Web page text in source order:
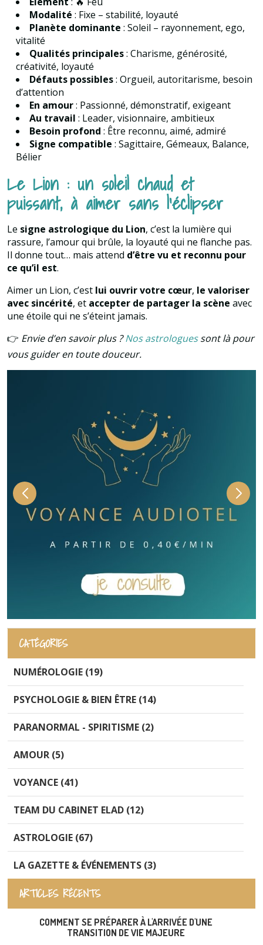
Modalité : Fixe – stabilité, loyauté
Planète dominante : Soleil – rayonnement, ego,
vitalité
Qualités principales: Charisme, générosité,
créativité, loyauté
Défauts possibles: Orgueil, autoritarisme, besoin
d’attention
En amour: Passionné, démonstratif, exigeant
Au travail : Leader, visionnaire, ambitieux
Besoin profond : Être reconnu, aimé, admiré
Signe compatible : Sagittaire, Gémeaux, Balance,
Bélier
Le Lion : un soleil chaud et
puissant, à aimer sans l’éclipser
Le signe astrologique du Lion, c’est la lumière qui
rassure, l’amour qui brûle, la loyauté qui ne flanche pas.
Il donne tout… mais attend d’être vu et reconnu pour
ce qu’il est.
Aimer un Lion, c’est lui ouvrir votre cœur, le valoriser
avec sincérité, et accepter de partager la scène avec
une étoile qui ne s’éteint jamais.
👉 Envie d’en savoir plus ?Nos astrologuessont là pour
vous guider en toute douceur.
CATÉGORIES
NUMÉROLOGIE (19)
PSYCHOLOGIE & BIEN ÊTRE (14)
PARANORMAL - SPIRITISME (2)
AMOUR (5)
VOYANCE (41)
TEAM DU CABINET ELAD (12)
ASTROLOGIE (67)
LA GAZETTE & ÉVÉNEMENTS (3)
ARTICLES RÉCENTS
COMMENT SE PRÉPARER À L'ARRIVÉE D'UNE
TRANSITION DE VIE MAJEURE